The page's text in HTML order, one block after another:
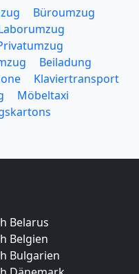
Büroumzug
Beiladung
Klaviertransport
Möbeltaxi
Belarus
Belgien
Bulgarien